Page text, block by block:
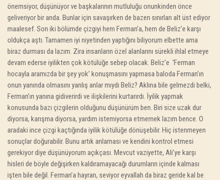
önemsiyor, düşünüyor ve başkalarının mutluluğu onunkinden önce
geliveriyor bir anda. Bunlar için savaşırken de bazen sınırları alt üst ediyor
maalesef. Son iki bölümde çizgiyi hem Ferman’a, hem de Beliz’e karşı
oldukça aştı. Tamamen iyi niyetinden yaptığını biliyorum elbette ama
biraz durması da lazım. Zira insanların özel alanlarını sürekli ihlal etmeye
devam ederse iyilikten çok kötülüğe sebep olacak. Beliz’e ‘Ferman
hocayla aramızda bir şey yok’ konuşmasını yapmasa baloda Ferman’ın
onun yanında olmasını yanlış anlar mıydı Beliz? Aklına bile gelmezdi belki,
Ferman’ın yanına gidiverirdi ve ilişkilerini kurtarırdı. İyilik yapmak
konusunda bazı çizgilerin olduğunu düşünürüm ben. Biri size uzak dur
diyorsa, karışma diyorsa, yardım istemiyorsa etmemek lazım bence. O
aradaki ince çizgi kaçtığında iyilik kötülüğe dönüşebilir. Hiç istenmeyen
sonuçlar doğurabilir. Bunu artık anlaması ve kendini kontrol etmesi
gerekiyor diye düşünüyorum açıkçası. Mevcut vaziyette, Ali’ye karşı
hisleri de böyle değişirken kaldıramayacağı durumların içinde kalması
işten bile değil. Ferman’a hayran, seviyor eyvallah da biraz geride kal be